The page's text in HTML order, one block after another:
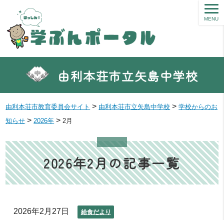
由利本荘市立矢島中学校
MENU
由利本荘市教育委員会サイト > 由利本荘市立矢島中学校 >学校からのお
知らせ > 2026年 > 2月
2026年2月の記事一覧
2026年2月27日 給食だより